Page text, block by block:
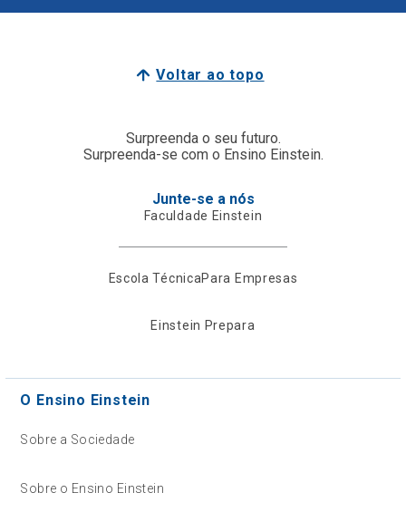
Voltar ao topo
Surpreenda o seu futuro.
Surpreenda-se com o Ensino Einstein.
Junte-se a nós
Faculdade Einstein
Escola TécnicaPara Empresas
Einstein Prepara
O Ensino Einstein
Sobre a Sociedade
Sobre o Ensino Einstein